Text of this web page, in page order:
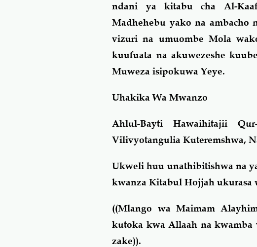
ndani ya kitabu cha Al-
Madhehebu yako na
vizuri na umuombe Mola
kuufuata na akuwezeshe
Muweza isipokuwa Yeye.
Uhakika Wa Mwanzo
Ahlul-Bayti Hawaihitajii
Vilivyotangulia Kuteremshwa,
Ukweli huu unathibitishwa na
kwanza Kitabul Hojjah ukurasa
((Mlango wa Maimam
kutoka kwa Allaah na
zake)).